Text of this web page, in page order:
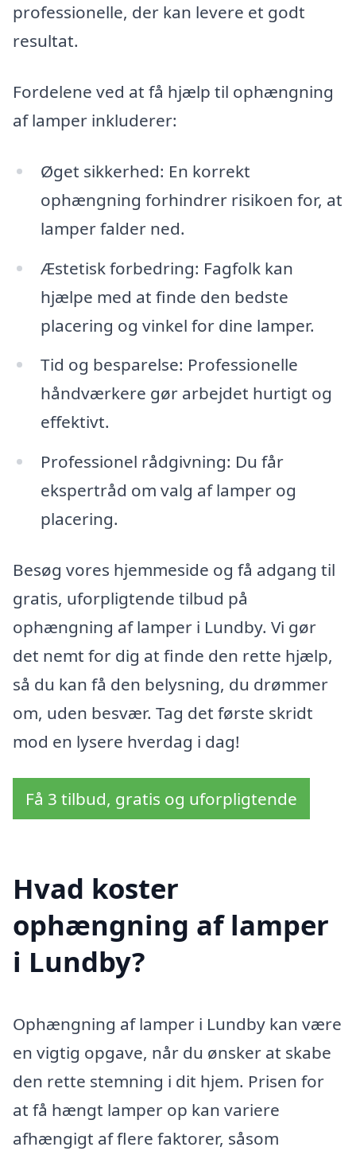
professionelle, der kan levere et godt
resultat.
Fordelene ved at få hjælp til ophængning
af lamper inkluderer:
Øget sikkerhed: En korrekt
ophængning forhindrer risikoen for, at
lamper falder ned.
Æstetisk forbedring: Fagfolk kan
hjælpe med at finde den bedste
placering og vinkel for dine lamper.
Tid og besparelse: Professionelle
håndværkere gør arbejdet hurtigt og
effektivt.
Professionel rådgivning: Du får
ekspertråd om valg af lamper og
placering.
Besøg vores hjemmeside og få adgang til
gratis, uforpligtende tilbud på
ophængning af lamper i Lundby. Vi gør
det nemt for dig at finde den rette hjælp,
så du kan få den belysning, du drømmer
om, uden besvær. Tag det første skridt
mod en lysere hverdag i dag!
Få 3 tilbud, gratis og uforpligtende
Hvad koster
ophængning af lamper
i Lundby?
Ophængning af lamper i Lundby kan være
en vigtig opgave, når du ønsker at skabe
den rette stemning i dit hjem. Prisen for
at få hængt lamper op kan variere
afhængigt af flere faktorer, såsom